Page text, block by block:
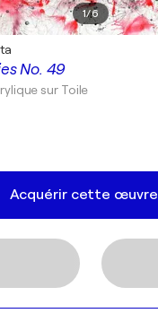
1/6
No. 49
sur Toile
Acquérir cette œuvre